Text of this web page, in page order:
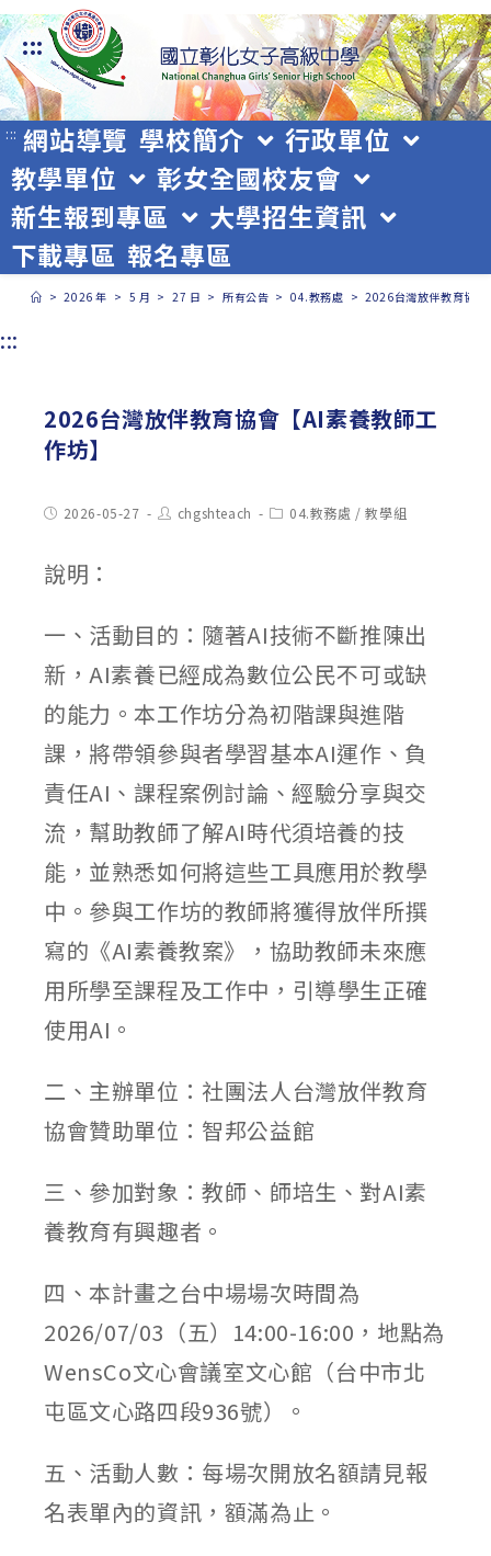
跳
轉
至
主
要
內
容
:::
::: 網站導覽 學校簡介
行政單位
教學單位
彰女全國校友會
新生報到專區
大學招生資訊
下載專區 報名專區
> 2026 年 > 5 月 > 27 日 > 所有公告 > 04.教務處 > 2026台灣放伴教育協會
:::
2026台灣放伴教育協會【AI素養教師工
作坊】
Post2026-05-27
Post
author:
chgshteach
Post04.教務處 / 教學組
說明：
一、活動目的：隨著AI技術不斷推陳出
新，AI素養已經成為數位公民不可或缺
的能力。本工作坊分為初階課與進階
課，將帶領參與者學習基本AI運作、負
責任AI、課程案例討論、經驗分享與交
流，幫助教師了解AI時代須培養的技
能，並熟悉如何將這些工具應用於教學
中。參與工作坊的教師將獲得放伴所撰
寫的《AI素養教案》，協助教師未來應
用所學至課程及工作中，引導學生正確
使用AI。
二、主辦單位：社團法人台灣放伴教育
協會贊助單位：智邦公益館
三、參加對象：教師、師培生、對AI素
養教育有興趣者。
四、本計畫之台中場場次時間為
2026/07/03（五）14:00-16:00，地點為
WensCo文心會議室文心館（台中市北
屯區文心路四段936號）。
五、活動人數：每場次開放名額請見報
名表單內的資訊，額滿為止。